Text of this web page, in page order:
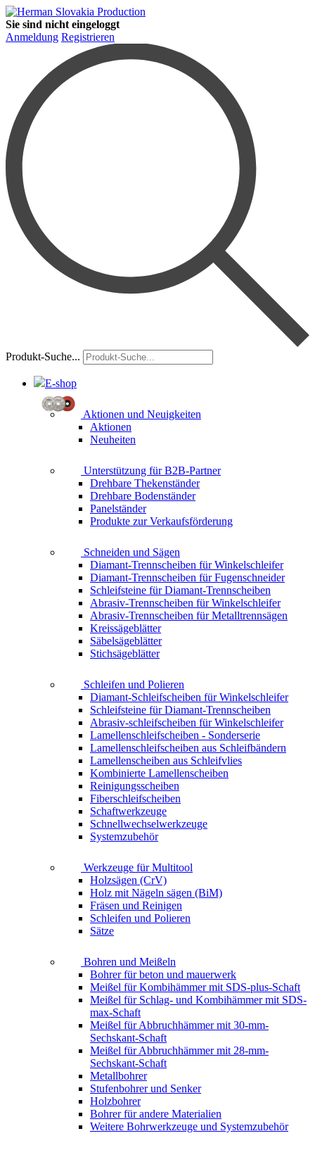
Sie sind nicht eingeloggt
Anmeldung Registrieren
Produkt-Suche...
E-shop
Aktionen und Neuigkeiten
Aktionen
Neuheiten
Unterstützung für B2B-Partner
Drehbare Thekenständer
Drehbare Bodenständer
Panelständer
Produkte zur Verkaufsförderung
Schneiden und Sägen
Diamant-Trennscheiben für Winkelschleifer
Diamant-Trennscheiben für Fugenschneider
Schleifsteine für Diamant-Trennscheiben
Abrasiv-Trennscheiben für Winkelschleifer
Abrasiv-Trennscheiben für Metalltrennsägen
Kreissägeblätter
Säbelsägeblätter
Stichsägeblätter
Schleifen und Polieren
Diamant-Schleifscheiben für Winkelschleifer
Schleifsteine für Diamant-Trennscheiben
Abrasiv-schleifscheiben für Winkelschleifer
Lamellenschleifscheiben - Sonderserie
Lamellenschleifscheiben aus Schleifbändern
Lamellenscheiben aus Schleifvlies
Kombinierte Lamellenscheiben
Reinigungsscheiben
Fiberschleifscheiben
Schaftwerkzeuge
Schnellwechselwerkzeuge
Systemzubehör
Werkzeuge für Multitool
Holzsägen (CrV)
Holz mit Nägeln sägen (BiM)
Fräsen und Reinigen
Schleifen und Polieren
Sätze
Bohren und Meißeln
Bohrer für beton und mauerwerk
Meißel für Kombihämmer mit SDS-plus-Schaft
Meißel für Schlag- und Kombihämmer mit SDS-
max-Schaft
Meißel für Abbruchhämmer mit 30-mm-
Sechskant-Schaft
Meißel für Abbruchhämmer mit 28-mm-
Sechskant-Schaft
Metallbohrer
Stufenbohrer und Senker
Holzbohrer
Bohrer für andere Materialien
Weitere Bohrwerkzeuge und Systemzubehör